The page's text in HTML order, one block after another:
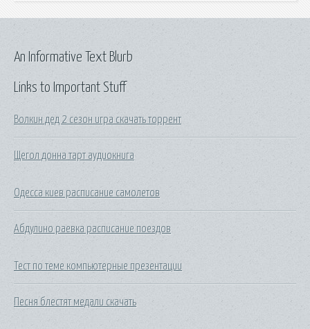
Links to Important Stuff
Волкин дед 2 сезон игра скачать торрент
Щегол донна тарт аудиокнига
Одесса киев расписание самолетов
Абдулино раевка расписание поездов
Тест по теме компьютерные презентации
Песня блестят медали скачать
An Informative Text Blurb